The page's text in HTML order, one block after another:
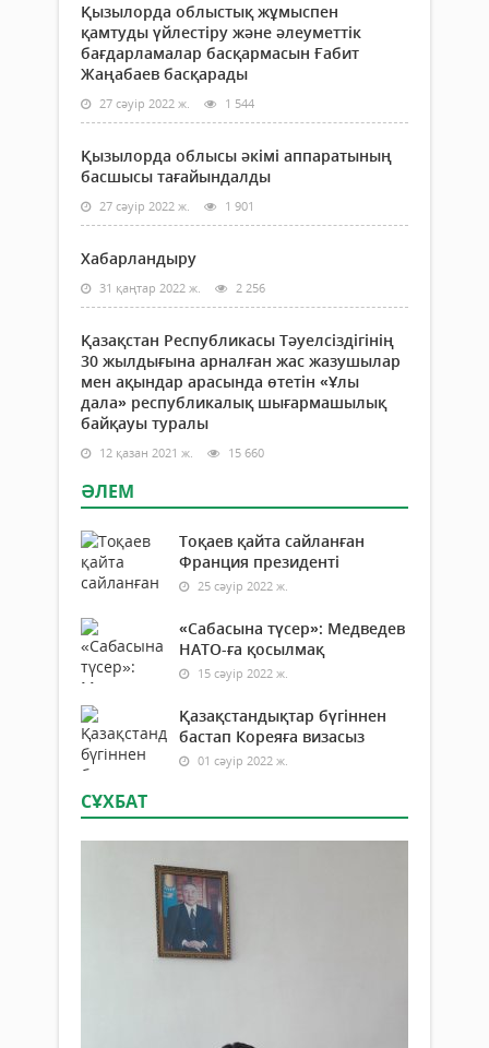
Қызылорда облыстық жұмыспен
қамтуды үйлестіру және әлеуметтік
бағдарламалар басқармасын Ғабит
Жаңабаев басқарады
27 сәуір 2022 ж. 1 544
Қызылорда облысы әкімі аппаратының
басшысы тағайындалды
27 сәуір 2022 ж. 1 901
Хабарландыру
31 қаңтар 2022 ж. 2 256
Қазақстан Республикасы Тәуелсіздігінің
30 жылдығына арналған жас жазушылар
мен ақындар арасында өтетін «Ұлы
дала» республикалық шығармашылық
байқауы туралы
12 қазан 2021 ж. 15 660
ӘЛЕМ
Тоқаев қайта сайланған
Франция президенті
25 сәуір 2022 ж.
«Сабасына түсер»: Медведев
НАТО-ға қосылмақ
15 сәуір 2022 ж.
Қазақстандықтар бүгіннен
бастап Кореяға визасыз
01 сәуір 2022 ж.
СҰХБАТ